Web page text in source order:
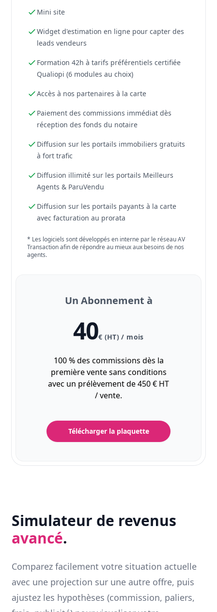
Mini site
Widget d'estimation en ligne pour capter des
leads vendeurs
Formation 42h à tarifs préférentiels certifiée
Qualiopi (6 modules au choix)
Accès à nos partenaires à la carte
Paiement des commissions immédiat dès
réception des fonds du notaire
Diffusion sur les portails immobiliers gratuits
à fort trafic
Diffusion illimité sur les portails Meilleurs
Agents & ParuVendu
Diffusion sur les portails payants à la carte
avec facturation au prorata
* Les logiciels sont développés en interne par le réseau AV
Transaction afin de répondre au mieux aux besoins de nos
agents.
Un Abonnement à
40€ (HT) / mois
100 % des commissions dès la
première vente sans conditions
avec un prélèvement de 450 € HT
/ vente.
Télécharger la plaquette
Simulateur de revenus
avancé.
Comparez facilement votre situation actuelle
avec une projection sur une autre offre, puis
ajustez les hypothèses (commission, paliers,